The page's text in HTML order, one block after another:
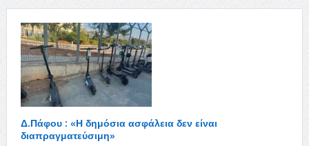
Δ.Πάφου : «Η δημόσια ασφάλεια δεν είναι
διαπραγματεύσιμη»